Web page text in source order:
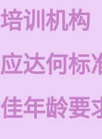
训机构
达何标
年龄要